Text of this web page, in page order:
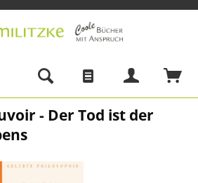
- Der Tod ist der